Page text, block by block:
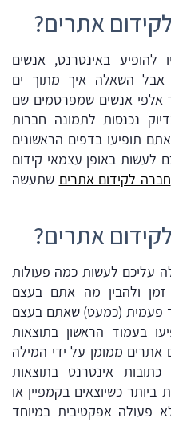
אתרים?
באינטרנט, אנשים
אבל השאלה איך מתוך ים
אלפי אנשים שמפרסמים שם
נכנסות לתמונה חברות
תופיעו בדפים הראשונים
לעשות באופן עצמאי קידום
חברה לקידום אתרים שתעשה
אתרים?
עליכם לעשות כמה פעולות
זמן ולהבין מה אתם בעצם
פעמית (כמעט) שאתם בעצם
בעמוד הראשון בתוצאות
אתרים ממומן על ידי המילה
אינטרנט בתוצאות
כשיוצאים בקמפיין או
פעולה אפקטיבית במיוחד